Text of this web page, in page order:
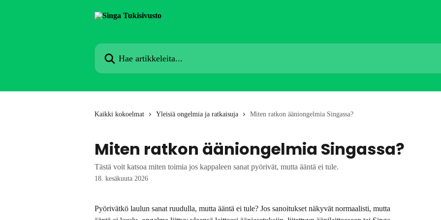
Hae artikkeleita...
Kaikki kokoelmat Yleisiä ongelmia ja ratkaisuja Miten ratkon ääniongelmia Singassa?
Miten ratkon ääniongelmia Singassa?
Tästä voit katsoa miten toimia jos kappaleen sanat pyörivät, mutta ääntä ei tule.
18. kesäkuuta 2026
Pyörivätkö laulun sanat ruudulla, mutta ääntä ei tule? Jos sanoitukset näkyvät normaalisti, mutta